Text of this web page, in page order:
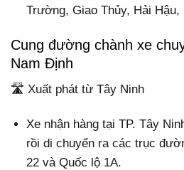
Trường, Giao Thủy, Hải Hậu,
Cung đường chành xe
Nam Định
🛣️ Xuất phát từ Tây Ninh
Xe nhận hàng tại TP. Tây
rồi di chuyển ra các trục
22 và Quốc lộ 1A.